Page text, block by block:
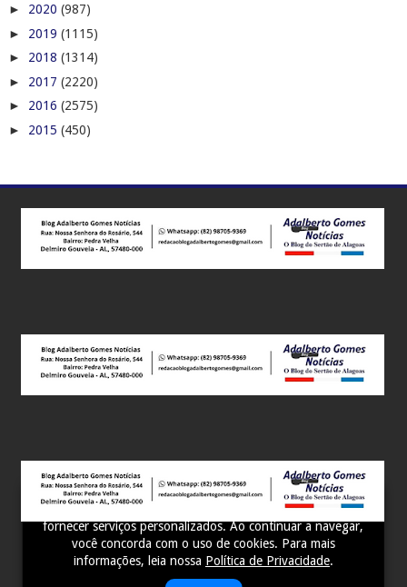
Este site utiliza cookies para melhorar sua experiência e
fornecer serviços personalizados. Ao continuar a navegar,
você concorda com o uso de cookies. Para mais
informações, leia nossa Política de Privacidade.
► 2020 (987)
► 2019 (1115)
► 2018 (1314)
► 2017 (2220)
► 2016 (2575)
► 2015 (450)